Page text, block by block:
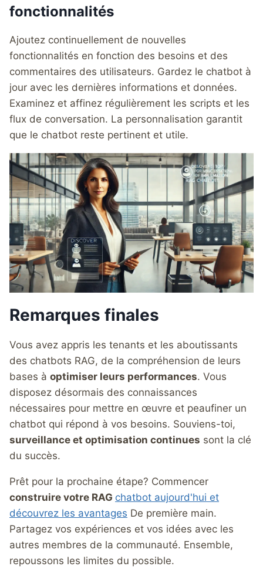
fonctionnalités
Ajoutez continuellement de nouvelles
fonctionnalités en fonction des besoins et des
commentaires des utilisateurs. Gardez le chatbot à
jour avec les dernières informations et données.
Examinez et affinez régulièrement les scripts et les
flux de conversation. La personnalisation garantit
que le chatbot reste pertinent et utile.
Remarques finales
Vous avez appris les tenants et les aboutissants
des chatbots RAG, de la compréhension de leurs
bases à optimiser leurs performances. Vous
disposez désormais des connaissances
nécessaires pour mettre en œuvre et peaufiner un
chatbot qui répond à vos besoins. Souviens-toi,
surveillance et optimisation continues sont la clé
du succès.
Prêt pour la prochaine étape? Commencer
construire votre RAG chatbot aujourd'hui et
découvrez les avantages De première main.
Partagez vos expériences et vos idées avec les
autres membres de la communauté. Ensemble,
repoussons les limites du possible.